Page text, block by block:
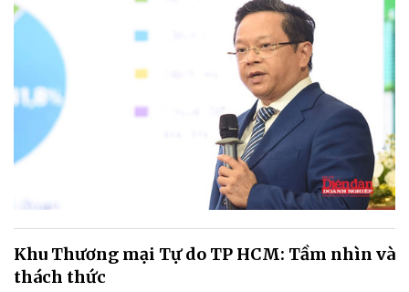
Khu Thương mại Tự do TP HCM: Tầm nhìn và
thách thức